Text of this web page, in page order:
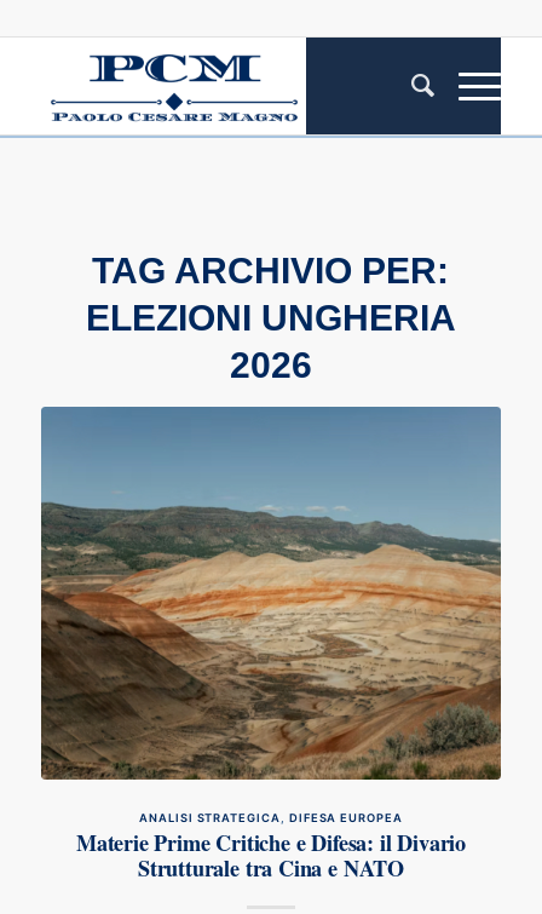
TAG ARCHIVIO PER:
ELEZIONI UNGHERIA
2026
ANALISI STRATEGICA DIFESA EUROPEA
Materie Prime Critiche e Difesa: il Divario
Strutturale tra Cina e NATO